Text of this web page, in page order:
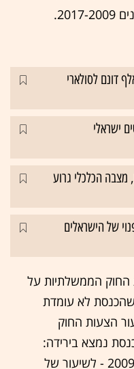
סכסוך בן 35 שנה שיפתח 120 אלף דונם לסולארי
ישראלי
מצבה הכלכלי גרוע
של הישראלים
הממשלתיות על
שהכנסת לא עומדת
הצעות החוק
נמצא בירידה:
משיעור של כ-94% בשנים 2009-2006 - לשיעור של